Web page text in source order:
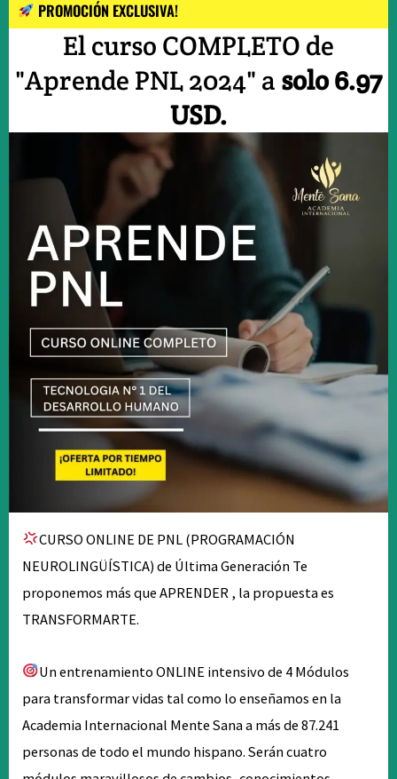
PROMOCIÓN EXCLUSIVA!
El curso COMPLETO de
"Aprende PNL 2024" a solo 6.97
USD.
CURSO ONLINE DE PNL (PROGRAMACIÓN
NEUROLINGÜÍSTICA) de Última Generación Te
proponemos más que APRENDER , la propuesta es
TRANSFORMARTE.
Un entrenamiento ONLINE intensivo de 4 Módulos
para transformar vidas tal como lo enseñamos en la
Academia Internacional Mente Sana a más de 87.241
personas de todo el mundo hispano. Serán cuatro